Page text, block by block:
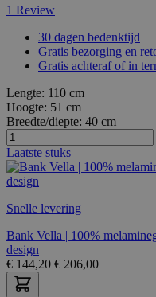
1 Review
30 dagen bedenktijd
Gratis bezorging en
Gratis achteraf of in
Lengte: 110 cm
Hoogte: 51 cm
Breedte/diepte: 40 cm
Laatste stuks
Snelle levering
Bank Vella | 100%
design
€ 144,20 € 206,00